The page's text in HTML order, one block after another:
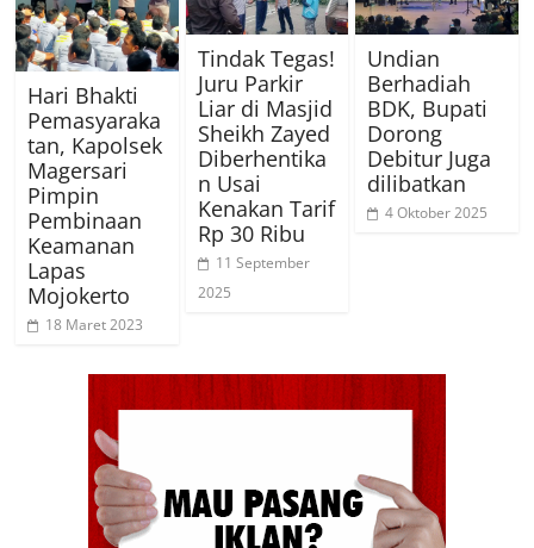
Hari Bhakti
Pemasyaraka
tan, Kapolsek
Magersari
Pimpin
Pembinaan
Keamanan
Lapas
Mojokerto
18 Maret 2023
Tindak Tegas!
Juru Parkir
Liar di Masjid
Sheikh Zayed
Diberhentika
n Usai
Kenakan Tarif
Rp 30 Ribu
11 September
2025
Undian
Berhadiah
BDK, Bupati
Dorong
Debitur Juga
dilibatkan
4 Oktober 2025